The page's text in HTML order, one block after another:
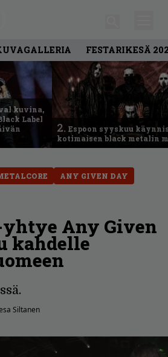
FESTARIKESÄ
kuvina,
Label
2. Espoon syyskuu
kotimaisen black metalin
ANY GIVEN DAY
Any Given
kahdelle
Siltanen